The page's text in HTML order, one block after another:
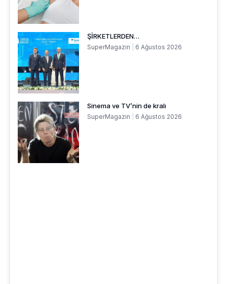
ŞİRKETLERDEN…
SuperMagazin 6 Ağustos 2026
Sinema ve TV’nin de kralı
SuperMagazin 6 Ağustos 2026